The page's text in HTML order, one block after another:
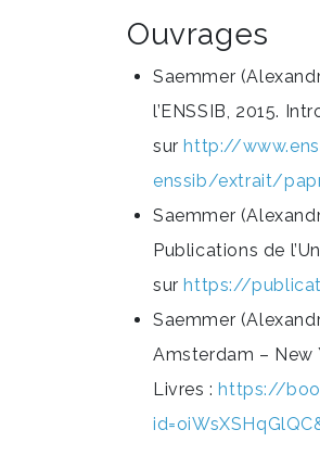
Ouvrages
Saemmer
l’ENSSIB, 2015.
surhttp://
enssib/extrait/
Saemmer
Publications de
surhttps://
Saemmer
Amsterdam – New
Livres :https://